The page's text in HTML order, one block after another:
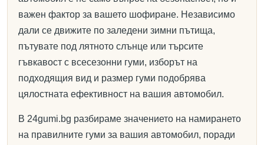
важен фактор за вашето шофиране. Независимо
дали се движите по заледени зимни пътища,
пътувате под лятното слънце или търсите
гъвкавост с всесезонни гуми, изборът на
подходящия вид и размер гуми подобрява
цялостната ефективност на вашия автомобил.
В 24gumi.bg разбираме значението на намирането
на правилните гуми за вашия автомобил, поради